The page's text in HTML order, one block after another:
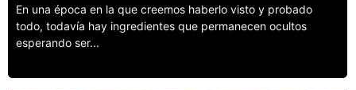
En una época en la que creemos haberlo visto y probado
todo, todavía hay ingredientes que permanecen ocultos
esperando ser...